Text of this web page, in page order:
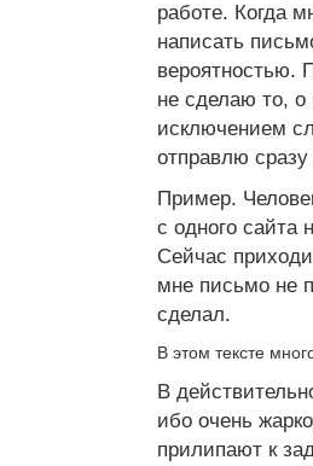
работе. Когда
написать
вероятностью.
не сделаю то, о
исключением
отправлю сразу
Пример.
с одного сайта
Сейчас
мне письмо не
сделал.
В этом тексте
В
ибо очень
прилипают к